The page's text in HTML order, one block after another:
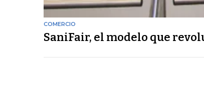
COMERCIO
SaniFair, el modelo que